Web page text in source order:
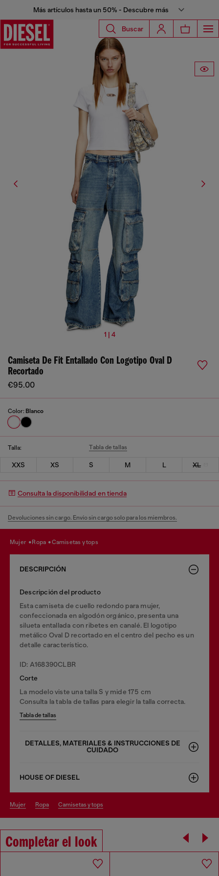
Más artículos hasta un 50% - Descubre más
Buscar
1 | 4
Camiseta De Fit Entallado Con Logotipo Oval D
Recortado
€95.00
Color: Blanco
Talla: Tabla de tallas
XXS XS S M L XL
Consulta la disponibilidad en tienda
Devoluciones sin cargo. Envío sin cargo solo para los miembros.
mujer ropa camisetas y tops
DESCRIPCIÓN
Descripción del producto
Esta camiseta de cuello redondo para mujer,
confeccionada en algodón orgánico, presenta una
silueta entallada con ribetes en canalé. El logotipo
metálico Oval D recortado en el centro del pecho es un
detalle característico.
ID: A168390CLBR
Corte
La modelo viste una talla S y mide 175 cm
Consulta la tabla de tallas para elegir la talla correcta.
Tabla de tallas
DETALLES, MATERIALES & INSTRUCCIONES DE
CUIDADO
HOUSE OF DIESEL
mujer ropa camisetas y tops
Completar el look